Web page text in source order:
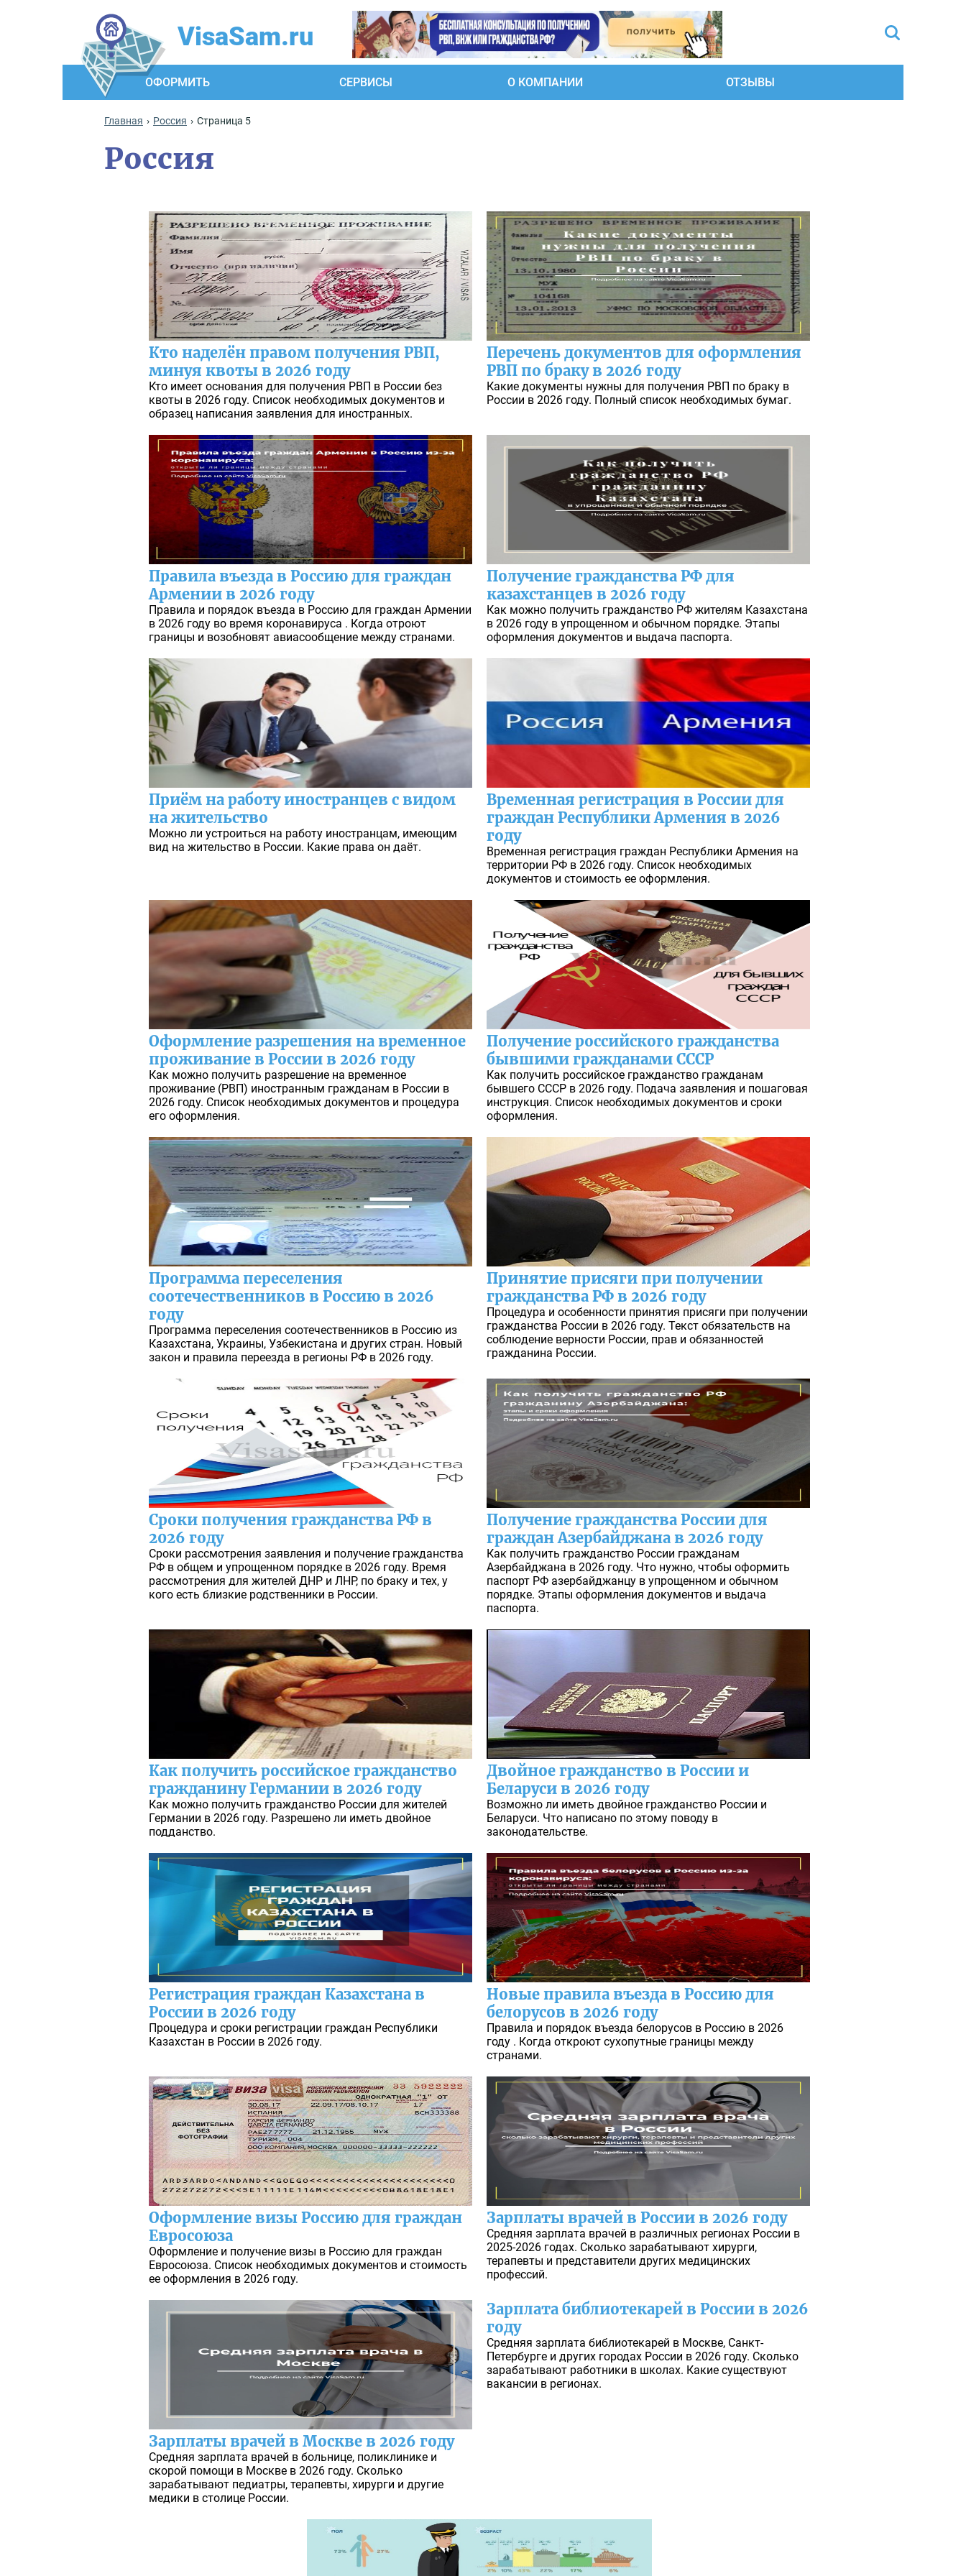
VisaSam.ru
ОФОРМИТЬ СЕРВИСЫ О КОМПАНИИ ОТЗЫВЫ
Главная Россия Страница 5
Россия
Кто наделён правом получения РВП,
минуя квоты в 2026 году
Кто имеет основания для получения РВП в России без
квоты в 2026 году. Список необходимых документов и
образец написания заявления для иностранных.
Перечень документов для оформления
РВП по браку в 2026 году
Какие документы нужны для получения РВП по браку в
России в 2026 году. Полный список необходимых бумаг.
Правила въезда в Россию для граждан
Армении в 2026 году
Правила и порядок въезда в Россию для граждан Армении
в 2026 году во время коронавируса . Когда отроют
границы и возобновят авиасообщение между странами.
Получение гражданства РФ для
казахстанцев в 2026 году
Как можно получить гражданство РФ жителям Казахстана
в 2026 году в упрощенном и обычном порядке. Этапы
оформления документов и выдача паспорта.
Приём на работу иностранцев с видом
на жительство
Можно ли устроиться на работу иностранцам, имеющим
вид на жительство в России. Какие права он даёт.
Временная регистрация в России для
граждан Республики Армения в 2026
году
Временная регистрация граждан Республики Армения на
территории РФ в 2026 году. Список необходимых
документов и стоимость ее оформления.
Оформление разрешения на временное
проживание в России в 2026 году
Как можно получить разрешение на временное
проживание (РВП) иностранным гражданам в России в
2026 году. Список необходимых документов и процедура
его оформления.
Получение российского гражданства
бывшими гражданами СССР
Как получить российское гражданство гражданам
бывшего СССР в 2026 году. Подача заявления и пошаговая
инструкция. Список необходимых документов и сроки
оформления.
Программа переселения
соотечественников в Россию в 2026
году
Программа переселения соотечественников в Россию из
Казахстана, Украины, Узбекистана и других стран. Новый
закон и правила переезда в регионы РФ в 2026 году.
Принятие присяги при получении
гражданства РФ в 2026 году
Процедура и особенности принятия присяги при получении
гражданства России в 2026 году. Текст обязательств на
соблюдение верности России, прав и обязанностей
гражданина России.
Сроки получения гражданства РФ в
2026 году
Сроки рассмотрения заявления и получение гражданства
РФ в общем и упрощенном порядке в 2026 году. Время
рассмотрения для жителей ДНР и ЛНР, по браку и тех, у
кого есть близкие родственники в России.
Получение гражданства России для
граждан Азербайджана в 2026 году
Как получить гражданство России гражданам
Азербайджана в 2026 году. Что нужно, чтобы оформить
паспорт РФ азербайджанцу в упрощенном и обычном
порядке. Этапы оформления документов и выдача
паспорта.
Как получить российское гражданство
гражданину Германии в 2026 году
Как можно получить гражданство России для жителей
Германии в 2026 году. Разрешено ли иметь двойное
подданство.
Двойное гражданство в России и
Беларуси в 2026 году
Возможно ли иметь двойное гражданство России и
Беларуси. Что написано по этому поводу в
законодательстве.
Регистрация граждан Казахстана в
России в 2026 году
Процедура и сроки регистрации граждан Республики
Казахстан в России в 2026 году.
Новые правила въезда в Россию для
белорусов в 2026 году
Правила и порядок въезда белорусов в Россию в 2026
году . Когда откроют сухопутные границы между
странами.
Оформление визы Россию для граждан
Евросоюза
Оформление и получение визы в Россию для граждан
Евросоюза. Список необходимых документов и стоимость
ее оформления в 2026 году.
Зарплаты врачей в России в 2026 году
Средняя зарплата врачей в различных регионах России в
2025-2026 годах. Сколько зарабатывают хирурги,
терапевты и представители других медицинских
профессий.
Зарплаты врачей в Москве в 2026 году
Средняя зарплата врачей в больнице, поликлинике и
скорой помощи в Москве в 2026 году. Сколько
зарабатывают педиатры, терапевты, хирурги и другие
медики в столице России.
Зарплата библиотекарей в России в 2026
году
Средняя зарплата библиотекарей в Москве, Санкт-
Петербурге и других городах России в 2026 году. Сколько
зарабатывают работники в школах. Какие существуют
вакансии в регионах.